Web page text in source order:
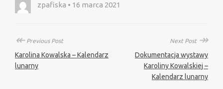
zpafiska • 16 marca 2021
↞Previous Post
Karolina Kowalska – Kalendarz
lunarny
Next Post ↠
Dokumentacja wystawy
Karoliny Kowalskiej –
Kalendarz lunarny